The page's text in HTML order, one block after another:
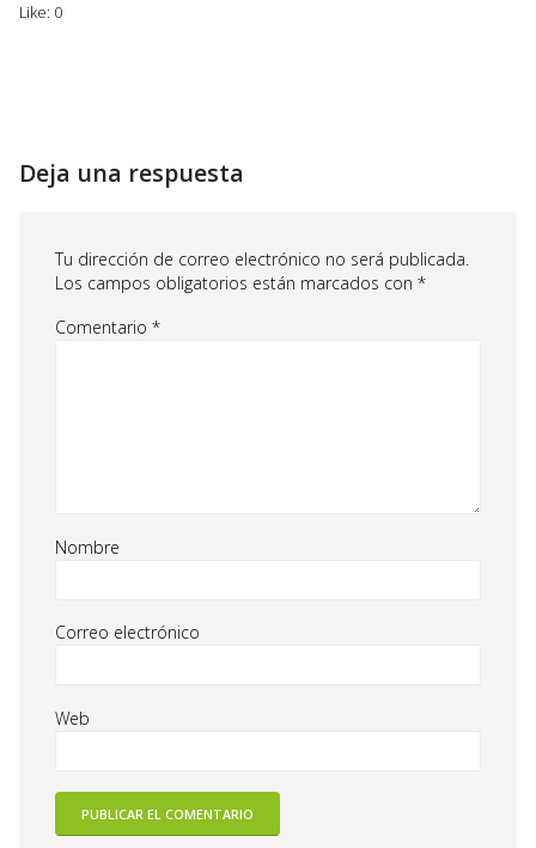
Like: 0
Deja una respuesta
Tu dirección de correo electrónico no será publicada.
Los campos obligatorios están marcados con *
Comentario *
Nombre
Correo electrónico
Web